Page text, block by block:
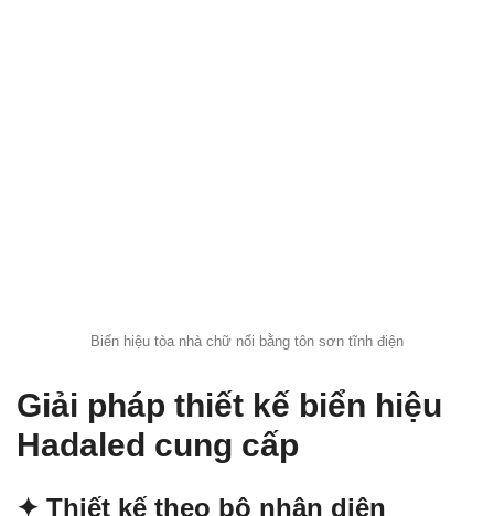
Biển hiệu tòa nhà chữ nổi bằng tôn sơn tĩnh điện
Giải pháp thiết kế biển hiệu
Hadaled cung cấp
✦ Thiết kế theo bộ nhận diện